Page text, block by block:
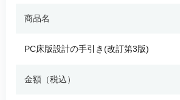
商品名
PC床版設計の手引き(改訂第3版)
金額（税込）